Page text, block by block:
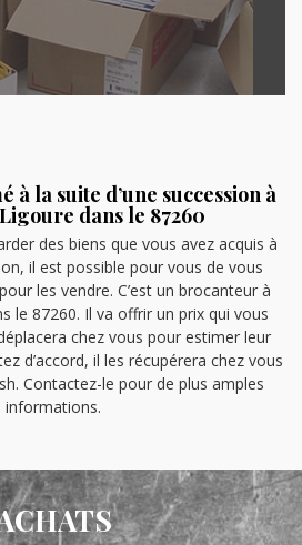
à la suite d’une succession à
dans le 87260
des biens que vous avez acquis à
il est possible pour vous de vous
les vendre. C’est un brocanteur à
le 87260. Il va offrir un prix qui vous
chez vous pour estimer leur
d’accord, il les récupérera chez vous
Contactez-le pour de plus amples
informations.